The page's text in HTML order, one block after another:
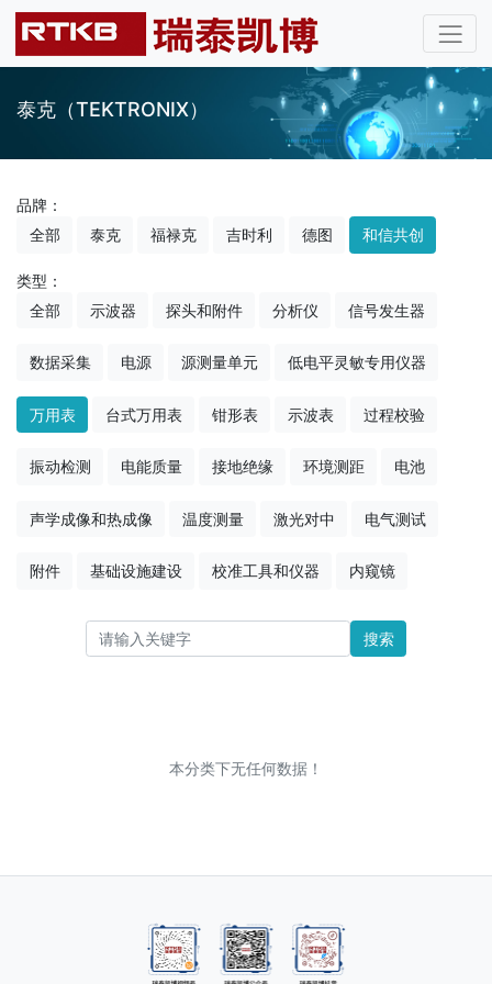
泰克（TEKTRONIX）
品牌：
全部
泰克 福禄克 吉时利 德图 和信共创
类型：
全部
示波器 探头和附件 分析仪 信号发生器
数据采集 电源 源测量单元 低电平灵敏专用仪器
万用表 台式万用表 钳形表 示波表 过程校验
振动检测 电能质量 接地绝缘 环境测距 电池
声学成像和热成像 温度测量 激光对中 电气测试
附件 基础设施建设 校准工具和仪器 内窥镜
搜索
本分类下无任何数据！